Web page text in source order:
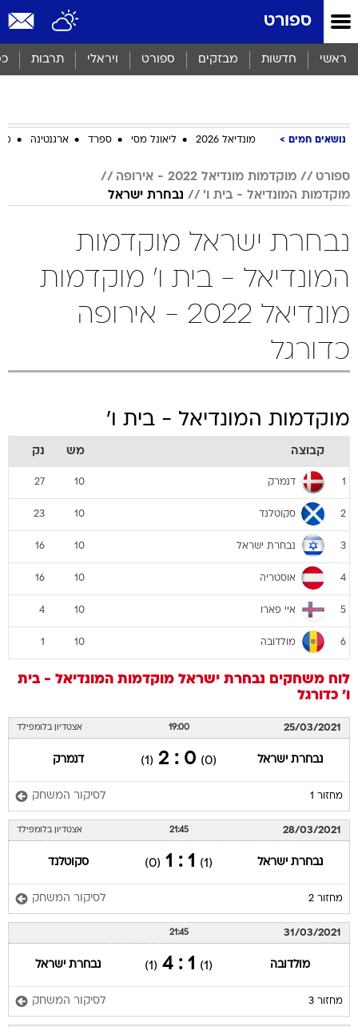
ספורט
ראשי חדשות מבזקים ספורט ויראלי תרבות
נושאים חמים מונדיאל 2026 ליאונל מסי ספרד ארגנטינה
ספורט
מוקדמות מונדיאל 2022 - אירופה
מוקדמות המונדיאל - בית ו'
נבחרת ישראל
נבחרת ישראל מוקדמות
המונדיאל - בית ו' מוקדמות
מונדיאל 2022 - אירופה
כדורגל
מוקדמות המונדיאל - בית ו'
קבוצה מש נק
1 דנמרק 10
27
2 סקוטלנד 10
23
3 נבחרת ישראל 10
16
4 אוסטריה 10
16
5 איי פארו 10
4
6 מולדובה 10
1
לוח משחקים נבחרת ישראל מוקדמות המונדיאל - בית
ו' כדורגל
25/03/2021
19:00 אצטדיון בלומפילד
נבחרת ישראל (0)
0 : 2
(1) דנמרק
מחזור 1 לסיקור המשחק
28/03/2021
21:45 אצטדיון בלומפילד
נבחרת ישראל (1)
1 : 1
(0) סקוטלנד
מחזור 2 לסיקור המשחק
31/03/2021
21:45
מולדובה (1)
1 : 4
(1) נבחרת ישראל
מחזור 3 לסיקור המשחק